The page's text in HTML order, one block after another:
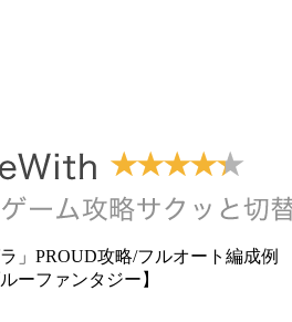
」PROUD攻略/フルオート編成例
ーファンタジー】